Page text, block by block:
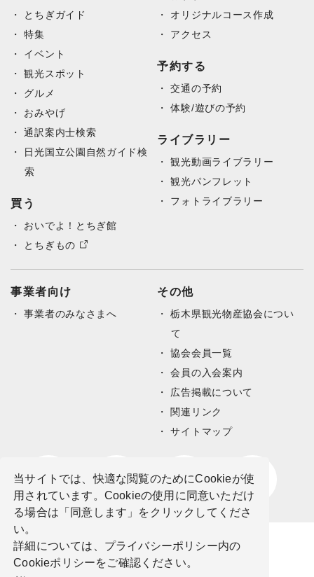
当サイトでは、快適な閲覧のためにCookieが使
用されています。Cookieの使用に同意いただけ
る場合は「同意します」をクリックしてくださ
い。
詳細については、プライバシーポリシー内の
Cookieポリシーをご確認ください。
とちぎガイド
特集
イベント
観光スポット
グルメ
おみやげ
通訳案内士検索
日光国立公園自然ガイド検
索
買う
おいでよ！とちぎ館
とちぎもの
オリジナルコース作成
アクセス
予約する
交通の予約
体験/遊びの予約
ライブラリー
観光動画ライブラリー
観光パンフレット
フォトライブラリー
事業者向け
事業者のみなさまへ
その他
栃木県観光物産協会につい
て
協会会員一覧
会員の入会案内
広告掲載について
関連リンク
サイトマップ